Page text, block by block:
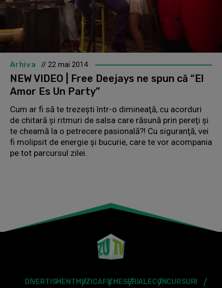
Arhiva // 22 mai 2014
NEW VIDEO | Free Deejays ne spun că “El
Amor Es Un Party”
Cum ar fi să te trezeşti într-o dimineaţă, cu acorduri
de chitară şi ritmuri de salsa care răsună prin pereţi şi
te cheamă la o petrecere pasională?! Cu siguranţă, vei
fi molipsit de energie şi bucurie, care te vor acompania
pe tot parcursul zilei.
DIVERTISMENT MUZICĂFILMESERIALECONCURSURI